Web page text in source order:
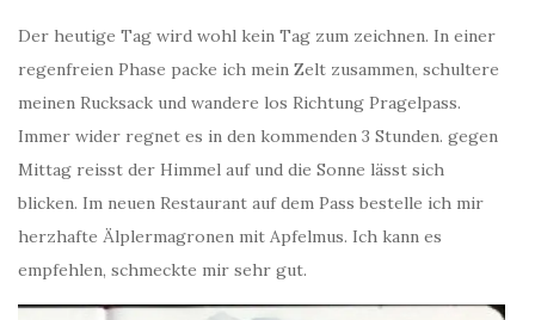
Der heutige Tag wird wohl kein Tag zum zeichnen. In einer
regenfreien Phase packe ich mein Zelt zusammen, schultere
meinen Rucksack und wandere los Richtung Pragelpass.
Immer wider regnet es in den kommenden 3 Stunden. gegen
Mittag reisst der Himmel auf und die Sonne lässt sich
blicken. Im neuen Restaurant auf dem Pass bestelle ich mir
herzhafte Älplermagronen mit Apfelmus. Ich kann es
empfehlen, schmeckte mir sehr gut.